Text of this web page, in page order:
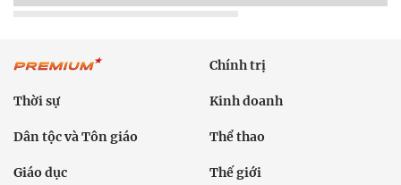
Chính trị
Thời sự Kinh doanh
Dân tộc và Tôn giáo Thể thao
Giáo dục Thế giới